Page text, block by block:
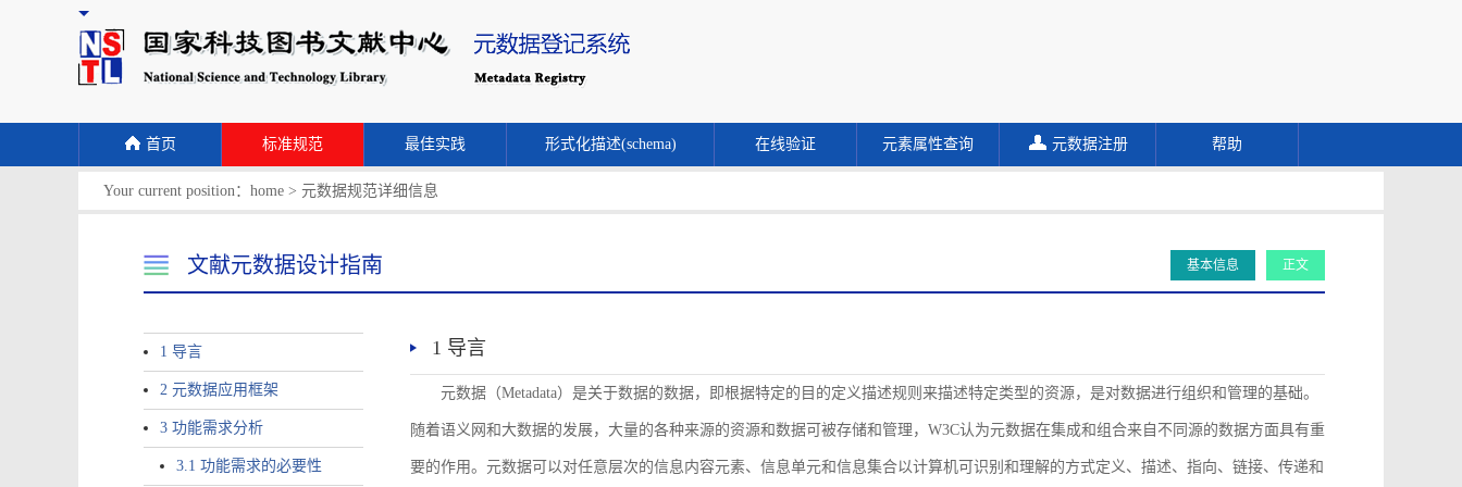
首页 标准规范 最佳实践 形式化描述(schema) 在线验证 元素属性查询 元数据注册 帮助
Your current position： home > 元数据规范详细信息
文献元数据设计指南 基本信息 正文
1 导言
2 元数据应用框架
3 功能需求分析
3.1 功能需求的必要性
1 导言
元数据（Metadata）是关于数据的数据，即根据特定的目的定义描述规则来描述特定类型的资源，是对数据进行组织和管理的基础。
随着语义网和大数据的发展，大量的各种来源的资源和数据可被存储和管理，W3C认为元数据在集成和组合来自不同源的数据方面具有重
要的作用。元数据可以对任意层次的信息内容元素、信息单元和信息集合以计算机可识别和理解的方式定义、描述、指向、链接、传递和